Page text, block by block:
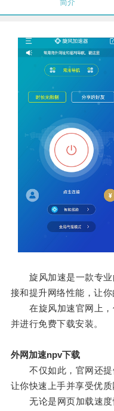
简介
旋风加速是一款专业
接和提升网络性能，让
在旋风加速官网上，
并进行免费下载安装。
外网加速npv下载
不仅如此，官网还提
让你快速上手并享受优质
无论是网页加载速度